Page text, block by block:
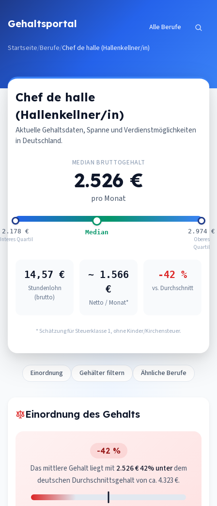
Gehaltsportal Alle Berufe
Startseite/Berufe/Chef de halle (Hallenkellner/in)
Chef de halle
(Hallenkellner/in)
Aktuelle Gehaltsdaten, Spanne und Verdienstmöglichkeiten
in Deutschland.
MEDIAN BRUTTOGEHALT
2.526 €
pro Monat
2.178 €
Quartil
Median
2.974 €
Oberes
Quartil
14,57 €
Stundenlohn
(brutto)
~ 1.566
€
Netto / Monat*
-42 %
vs. Durchschnitt
* Schätzung für Steuerklasse 1, ohne Kinder/Kirchensteuer.
Einordnung Gehälter filtern Ähnliche Berufe
Einordnung des Gehalts
-42 %
Das mittlere Gehalt liegt mit 2.526 €42% unterdem
deutschen Durchschnittsgehalt von ca. 4.323 €.